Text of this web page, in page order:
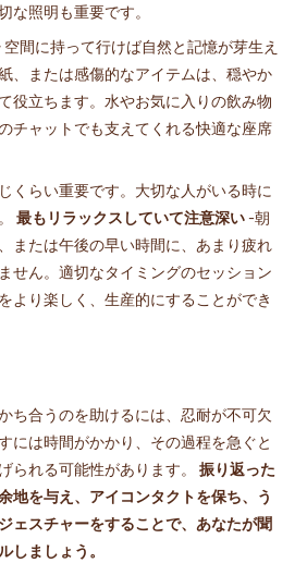
な照明も重要です。
空間に持って行けば自然と記憶が芽生え
、または感傷的なアイテムは、穏やか
役立ちます。水やお気に入りの飲み物
チャットでも支えてくれる快適な座席
くらい重要です。大切な人がいる時に
最もリラックスしていて注意深い-朝
または午後の早い時間に、あまり疲れ
せん。適切なタイミングのセッション
より楽しく、生産的にすることができ
ち合うのを助けるには、忍耐が不可欠
には時間がかかり、その過程を急ぐと
られる可能性があります。 振り返った
地を与え、アイコンタクトを保ち、う
ェスチャーをすることで、あなたが聞
しましょう。